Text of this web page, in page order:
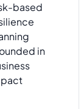
based
in